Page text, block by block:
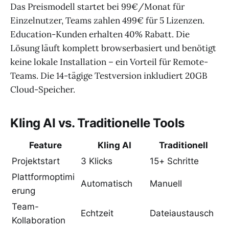
Das Preismodell startet bei 99€/Monat für
Einzelnutzer, Teams zahlen 499€ für 5 Lizenzen.
Education-Kunden erhalten 40% Rabatt. Die
Lösung läuft komplett browserbasiert und benötigt
keine lokale Installation – ein Vorteil für Remote-
Teams. Die 14-tägige Testversion inkludiert 20GB
Cloud-Speicher.
Kling AI vs. Traditionelle Tools
Feature Kling AI
Traditionell
Projektstart
3 Klicks
15+ Schritte
Plattformoptimi
erung
Automatisch Manuell
Team-
Kollaboration
Echtzeit Dateiaustausch